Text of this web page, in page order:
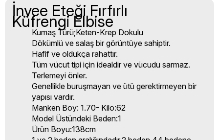
İnvee Eteği Fırfırlı
Küfrengi Elbise
Kumaş Türü;Keten-Krep Dokulu
Dökümlü ve salaş bir görüntüye sahiptir.
Hafif ve oldukça rahattır.
Tüm vücut tipi için idealdir ve vücudu sarmaz.
Terlemeyi önler.
Genellikle buruşmayan ve ütü gerektirmeyen bir
yapısı vardır.
Manken Boy: 1.70- Kilo:62
Model Üstündeki Beden:1
Ürün Boyu:138cm